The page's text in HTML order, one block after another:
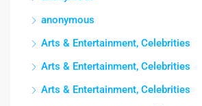
anonymous
Arts & Entertainment, Celebrities
Arts & Entertainment, Celebrities
Arts & Entertainment, Celebrities